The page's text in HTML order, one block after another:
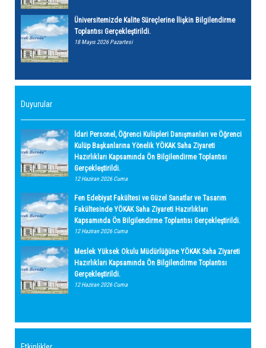
Üniversitemizde Kalite Süreçlerine İlişkin Bilgilendirme
Toplantısı Gerçekleştirildi.
18 Mayıs 2026 Pazartesi
Duyurular
İdari Personel, Öğrenci Kulüpleri Danışmanları ve Öğrenci
Kulüp Başkanlarına Yönelik YÖKAK Saha Ziyareti
Hazırlıkları Kapsamında Ön Bilgilendirme Toplantısı
Gerçekleştirildi.
12 Haziran 2026 Cuma
Fen Edebiyat Fakültesi ve Güzel Sanatlar ve Tasarım
Fakültesinde YÖKAK Saha Ziyareti Hazırlıkları
Kapsamında Ön Bilgilendirme Toplantısı Gerçekleştirildi.
12 Haziran 2026 Cuma
Meslek Yüksek Okulu Müdürlüğüne YÖKAK Saha Ziyareti
Hazırlıkları Kapsamında Ön Bilgilendirme Toplantısı
Gerçekleştirildi.
12 Haziran 2026 Cuma